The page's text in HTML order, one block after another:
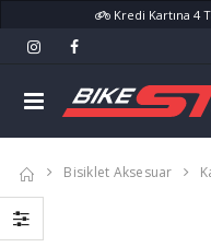
Kredi Kartına 4
Bisiklet Aksesuar